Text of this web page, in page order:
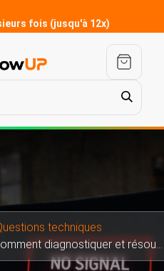
fois (jusqu'à 12x)
techniques
diagnostiquer et résoudre